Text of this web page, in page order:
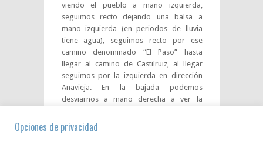
viendo el pueblo a mano izquierda,
seguimos recto dejando una balsa a
mano izquierda (en periodos de lluvia
tiene agua), seguimos recto por ese
camino denominado “El Paso” hasta
llegar al camino de Castilruiz, al llegar
seguimos por la izquierda en dirección
Añavieja. En la bajada podemos
desviarnos a mano derecha a ver la
hacinaba nieve), y ya llegamos a Añavieja
subimos la Calle Mayor hasta la Fuente de
Opciones de privacidad